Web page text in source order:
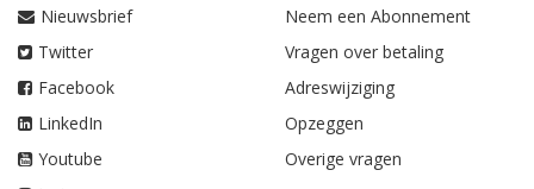
Nieuwsbrief
Twitter
Facebook
LinkedIn
Youtube
Neem een Abonnement
Vragen over betaling
Adreswijziging
Opzeggen
Overige vragen